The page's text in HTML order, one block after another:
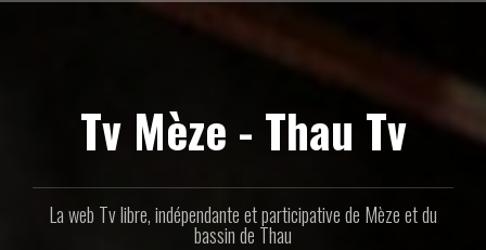
Tv Mèze - Thau Tv
La web Tv libre, indépendante et participative de Mèze et du
bassin de Thau